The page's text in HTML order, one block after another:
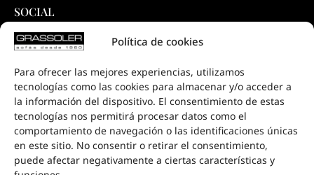
Política de cookies
Para ofrecer las mejores experiencias, utilizamos
tecnologías como las cookies para almacenar y/o acceder a
la información del dispositivo. El consentimiento de estas
tecnologías nos permitirá procesar datos como el
comportamiento de navegación o las identificaciones únicas
en este sitio. No consentir o retirar el consentimiento,
puede afectar negativamente a ciertas características y
SOCIAL
INTELLIGENT SYSTEM ®
PRODUCTOS
COLECCIONES
DESCARGAS
PROYECTOS
PUNTOS DE VENTA
CONTACTO